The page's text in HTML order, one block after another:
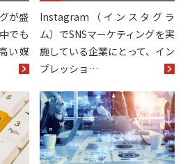
が盛
でも
い媒
Instagram（インスタグラ
ム）でSNSマーケティングを実
施している企業にとって、イン
プレッショ…